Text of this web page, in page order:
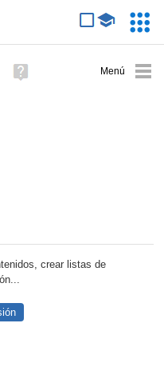
avanzada
Ayuda
(en
crear listas de